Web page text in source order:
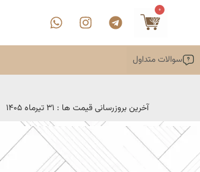
0
سوالات متداول
آخرین بروزرسانی قیمت ها : 31 تیرماه 1405